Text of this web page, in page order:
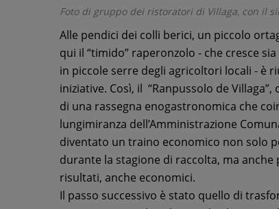
Foto di gruppo dei ristoratori di Villaga, con il
Alle pendici dei colli berici, un piccolo
qui il “timido” raperonzolo - che cresce
in piccole serre degli agricoltori locali - è
iniziative. Così, il “Ranpussolo de
di una rassegna enogastronomica che
lungimiranza dell’Amministrazione
diventato un traino economico non solo
durante la stagione di raccolta, ma
risultati, anche economici.
Il passo successivo è stato quello di